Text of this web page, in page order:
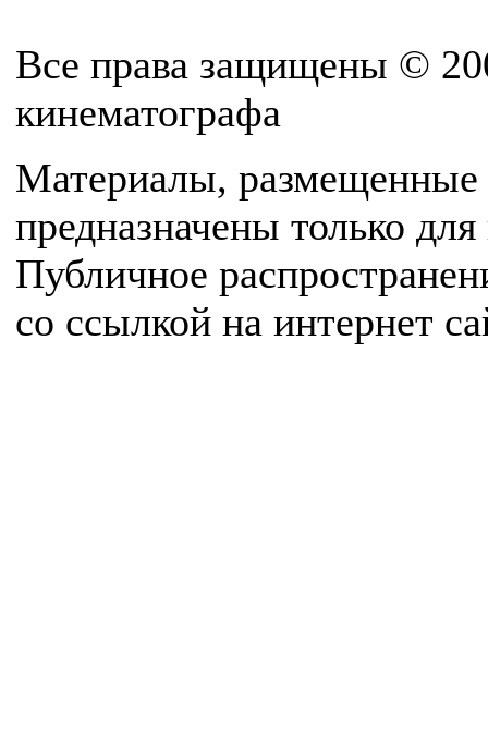
Все права защищены ©
кинематографа
Материалы, размещенные
предназначены только
Публичное
со ссылкой на интернет